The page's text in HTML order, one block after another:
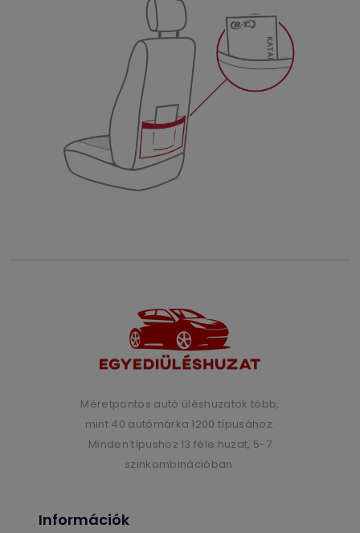
Méretpontos autó üléshuzatok több,
mint 40 autómárka 1200 típusához.
Minden típushoz 13 féle huzat, 5-7
szinkombinációban.
Információk